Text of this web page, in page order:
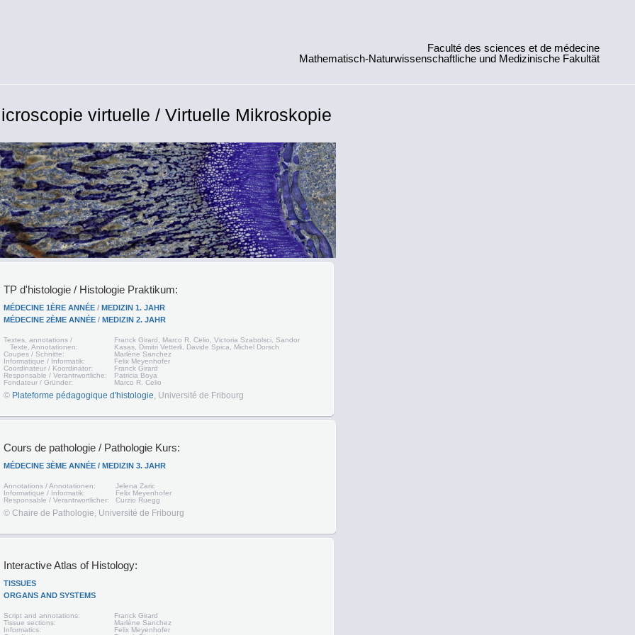
Faculté des sciences et de médecine
Mathematisch-Naturwissenschaftliche und Medizinische Fakultät
virtuelle / Virtuelle Mikroskopie
TP d'histologie / Histologie Praktikum:
MÉDECINE 1ÈRE ANNÉE / MEDIZIN 1. JAHR
MÉDECINE 2ÈME ANNÉE / MEDIZIN 2. JAHR
Textes, annotations /
Texte, Annotationen:
Franck Girard, Marco R. Celio, Victoria Szabolsci, Sandor
Kasas, Dimitri Vetterli, Davide Spica, Michel Dorsch
Coupes / Schnitte:
Marlène Sanchez
Informatique / Informatik:
Felix Meyenhofer
Coordinateur / Koordinator:
Franck Girard
Responsable / Verantrwortliche:
Patricia Boya
Fondateur / Gründer:
Marco R. Celio
© Plateforme pédagogique d'histologie, Université de Fribourg
Cours de pathologie / Pathologie Kurs:
MÉDECINE 3ÈME ANNÉE / MEDIZIN 3. JAHR
Annotations / Annotationen:
Jelena Zaric
Informatique / Informatik:
Felix Meyenhofer
Responsable / Verantrwortlicher:
Curzio Ruegg
© Chaire de Pathologie, Université de Fribourg
Interactive Atlas of Histology:
TISSUES
ORGANS AND SYSTEMS
Script and annotations:
Franck Girard
Tissue sections:
Marlène Sanchez
Informatics:
Felix Meyenhofer